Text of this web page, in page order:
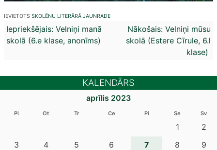
IEVIETOTS SKOLĒNU LITERĀRĀ JAUNRADE
Ziņu
izvēlne
Iepriekšējais: Velniņi manā
skolā (6.e klase, anonīms)
Nākošais: Velniņi mūsu
skolā (Estere Cīrule, 6.l
klase)
KALENDĀRS
aprīlis 2023
Pi Ot Tr Ce Pi Se Sv
1
2
3
4 5 6 7 8 9